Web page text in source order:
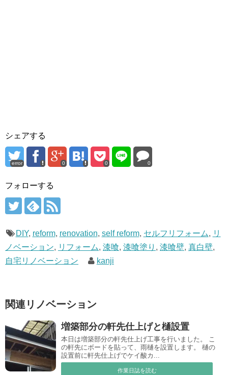
シェアする
error 0 0 0
フォローする
DIY, reform, renovation, self reform, セルフリフォーム, リ
ノベーション, リフォーム, 漆喰, 漆喰塗り , 漆喰壁, 真白壁,
自宅リノベーション
kanji
関連リノベーション
増築部分の軒先仕上げと樋設置
本日は増築部分の軒先仕上げ工事を行いました。 こ
の軒先にボードを貼って、雨樋を設置します。 樋の
設置前に軒先仕上げでケイ酸カ...
作業日誌を読む